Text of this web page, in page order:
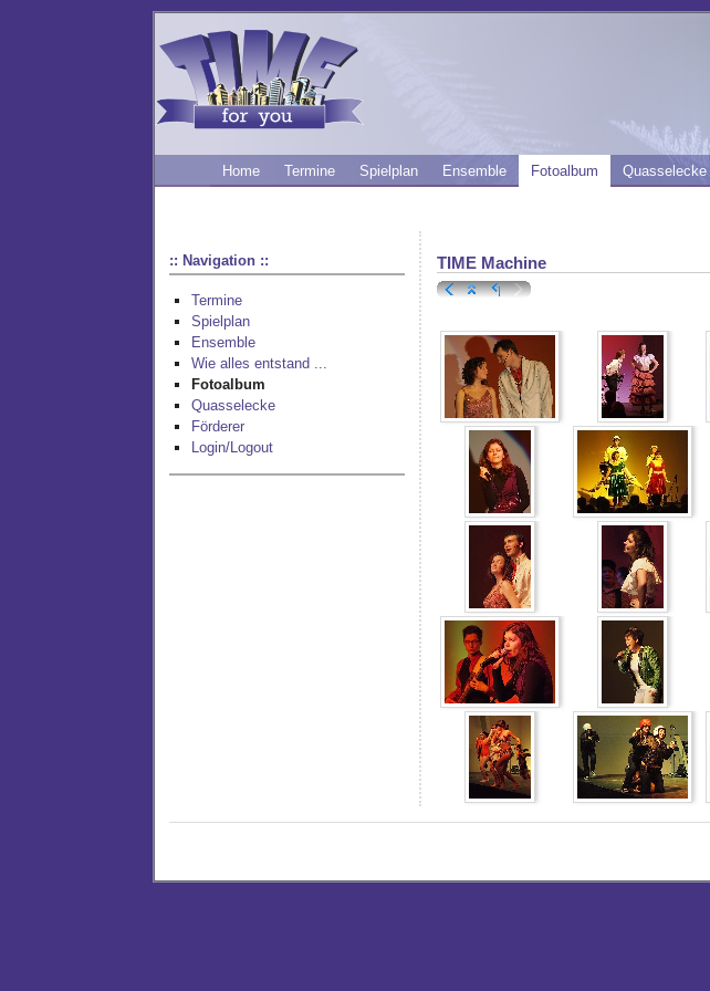
Home Termine Spielplan Ensemble Fotoalbum Quasselecke
:: Navigation ::
Termine
Spielplan
Ensemble
Wie alles entstand ...
Fotoalbum
Quasselecke
Förderer
Login/Logout
TIME Machine